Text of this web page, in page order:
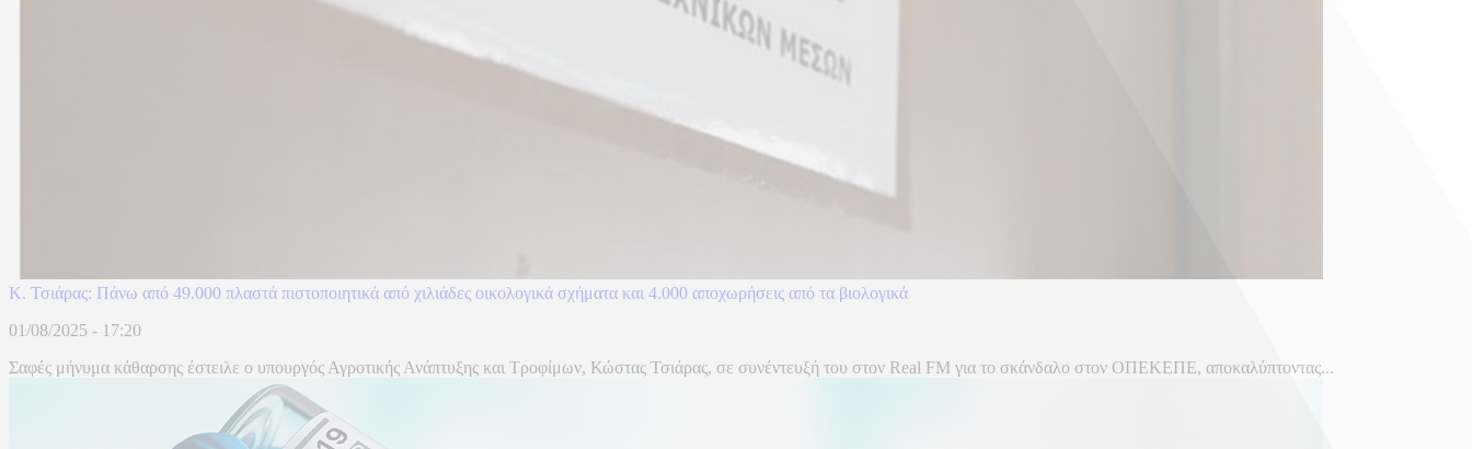
Κ. Τσιάρας: Πάνω από 49.000 πλαστά πιστοποιητικά από χιλιάδες οικολογικά σχήματα και 4.000 αποχωρήσεις από τα βιολογικά
01/08/2025 - 17:20
Σαφές μήνυμα κάθαρσης έστειλε ο υπουργός Αγροτικής Ανάπτυξης και Τροφίμων, Κώστας Τσιάρας, σε συνέντευξή του στον Real FM για το σκάνδαλο στον ΟΠΕΚΕΠΕ, αποκαλύπτοντας...